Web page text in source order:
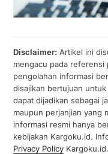
Disclaimer:Artikel ini
mengacu pada referensi
pengolahan informasi
disajikan bertujuan
dapat dijadikan sebagai
maupun perjanjian yang
informasi resmi hanya
kebijakan Kargoku.id.
Privacy PolicyKargoku.id.